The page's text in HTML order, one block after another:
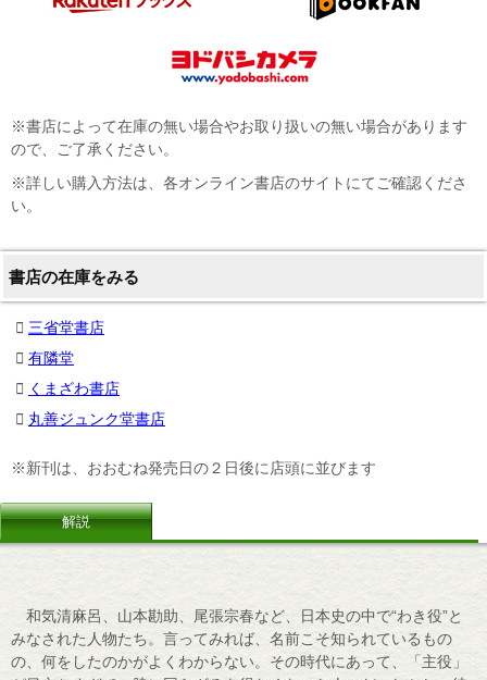
※書店によって在庫の無い場合やお取り扱いの無い場合があります
ので、ご了承ください。
※詳しい購入方法は、各オンライン書店のサイトにてご確認くださ
い。
書店の在庫をみる
三省堂書店
有隣堂
くまざわ書店
丸善ジュンク堂書店
※新刊は、おおむね発売日の２日後に店頭に並びます
解説
和気清麻呂、山本勘助、尾張宗春など、日本史の中で“わき役”と
みなされた人物たち。言ってみれば、名前こそ知られているもの
の、何をしたのかがよくわからない。その時代にあって、「主役」